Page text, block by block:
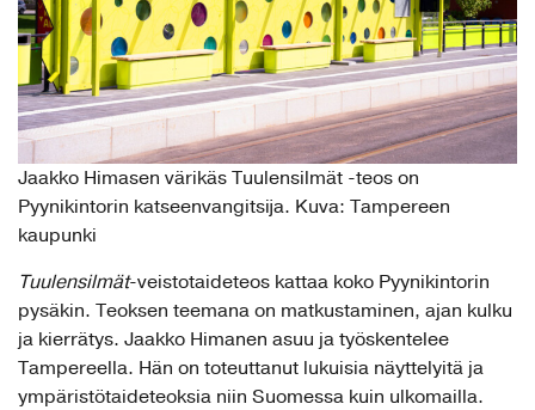
Jaakko Himasen värikäs Tuulensilmät -teos on
Pyynikintorin katseenvangitsija. Kuva: Tampereen
kaupunki
Tuulensilmät-veistotaideteos kattaa koko Pyynikintorin
pysäkin. Teoksen teemana on matkustaminen, ajan kulku
ja kierrätys. Jaakko Himanen asuu ja työskentelee
Tampereella. Hän on toteuttanut lukuisia näyttelyitä ja
ympäristötaideteoksia niin Suomessa kuin ulkomailla.